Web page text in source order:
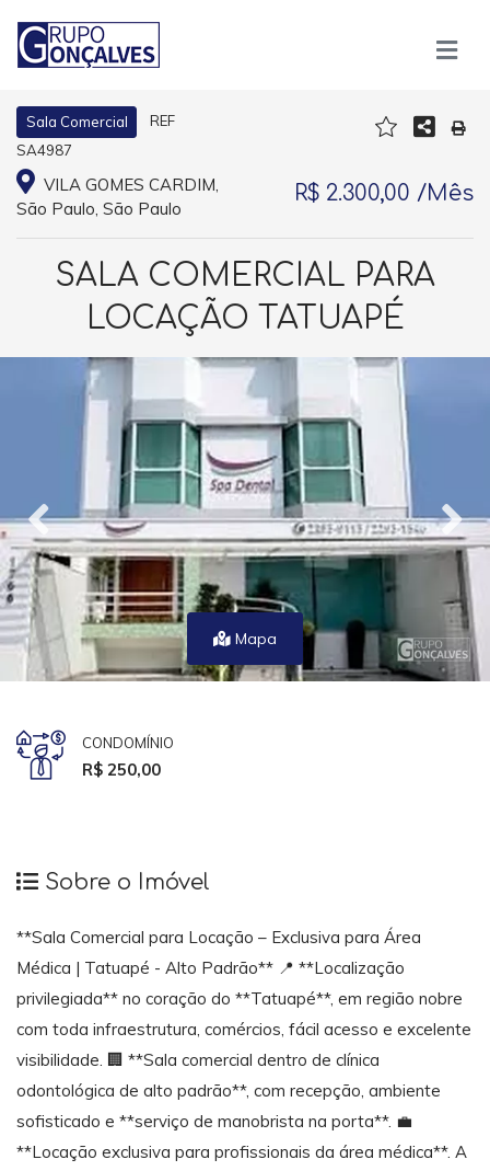
Sala Comercial
REF
SA4987
VILA GOMES CARDIM,
São Paulo, São Paulo
R$ 2.300,00 /Mês
SALA COMERCIAL PARA
LOCAÇÃO TATUAPÉ
Mapa
CONDOMÍNIO
R$ 250,00
Sobre o Imóvel
**Sala Comercial para Locação – Exclusiva para Área
Médica | Tatuapé - Alto Padrão** 📍 **Localização
privilegiada** no coração do **Tatuapé**, em região nobre
com toda infraestrutura, comércios, fácil acesso e excelente
visibilidade. 🏢 **Sala comercial dentro de clínica
odontológica de alto padrão**, com recepção, ambiente
sofisticado e **serviço de manobrista na porta**. 💼
**Locação exclusiva para profissionais da área médica**. A